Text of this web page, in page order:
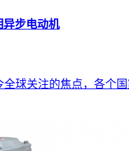
异步电动机
球关注的焦点，各个